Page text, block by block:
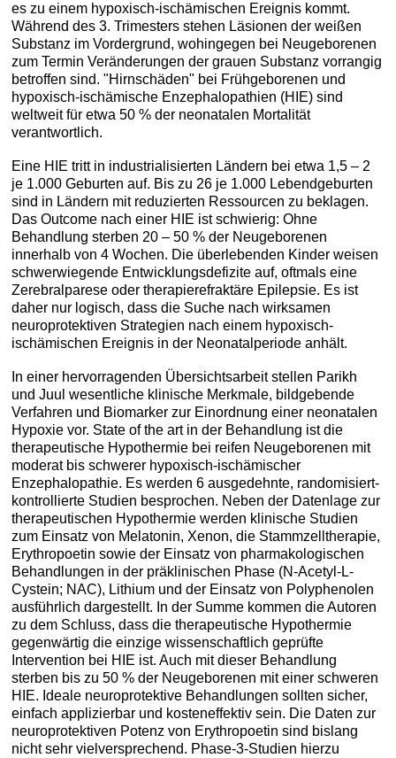
es zu einem hypoxisch-ischämischen Ereignis kommt.
Während des 3. Trimesters stehen Läsionen der weißen
Substanz im Vordergrund, wohingegen bei Neugeborenen
zum Termin Veränderungen der grauen Substanz vorrangig
betroffen sind. "Hirnschäden" bei Frühgeborenen und
hypoxisch-ischämische Enzephalopathien (HIE) sind
weltweit für etwa 50 % der neonatalen Mortalität
verantwortlich.
Eine HIE tritt in industrialisierten Ländern bei etwa 1,5 – 2
je 1.000 Geburten auf. Bis zu 26 je 1.000 Lebendgeburten
sind in Ländern mit reduzierten Ressourcen zu beklagen.
Das Outcome nach einer HIE ist schwierig: Ohne
Behandlung sterben 20 – 50 % der Neugeborenen
innerhalb von 4 Wochen. Die überlebenden Kinder weisen
schwerwiegende Entwicklungsdefizite auf, oftmals eine
Zerebralparese oder therapierefraktäre Epilepsie. Es ist
daher nur logisch, dass die Suche nach wirksamen
neuroprotektiven Strategien nach einem hypoxisch-
ischämischen Ereignis in der Neonatalperiode anhält.
In einer hervorragenden Übersichtsarbeit stellen Parikh
und Juul wesentliche klinische Merkmale, bildgebende
Verfahren und Biomarker zur Einordnung einer neonatalen
Hypoxie vor. State of the art in der Behandlung ist die
therapeutische Hypothermie bei reifen Neugeborenen mit
moderat bis schwerer hypoxisch-ischämischer
Enzephalopathie. Es werden 6 ausgedehnte, randomisiert-
kontrollierte Studien besprochen. Neben der Datenlage zur
therapeutischen Hypothermie werden klinische Studien
zum Einsatz von Melatonin, Xenon, die Stammzelltherapie,
Erythropoetin sowie der Einsatz von pharmakologischen
Behandlungen in der präklinischen Phase (N-Acetyl-L-
Cystein; NAC), Lithium und der Einsatz von Polyphenolen
ausführlich dargestellt. In der Summe kommen die Autoren
zu dem Schluss, dass die therapeutische Hypothermie
gegenwärtig die einzige wissenschaftlich geprüfte
Intervention bei HIE ist. Auch mit dieser Behandlung
sterben bis zu 50 % der Neugeborenen mit einer schweren
HIE. Ideale neuroprotektive Behandlungen sollten sicher,
einfach applizierbar und kosteneffektiv sein. Die Daten zur
neuroprotektiven Potenz von Erythropoetin sind bislang
nicht sehr vielversprechend. Phase-3-Studien hierzu